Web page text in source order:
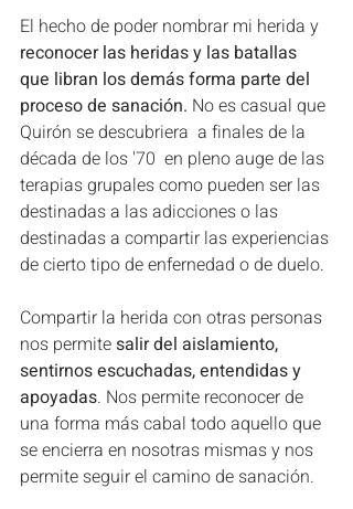
El hecho de poder nombrar mi herida y
reconocer las heridas y las batallas
que libran los demás forma parte del
proceso de sanación. No es casual que
Quirón se descubriera  a finales de la
década de los '70  en pleno auge de las
terapias grupales como pueden ser las
destinadas a las adicciones o las
destinadas a compartir las experiencias
de cierto tipo de enfernedad o de duelo.
Compartir la herida con otras personas
nos permite salir del aislamiento,
sentirnos escuchadas, entendidas y
apoyadas. Nos permite reconocer de
una forma más cabal todo aquello que
se encierra en nosotras mismas y nos
permite seguir el camino de sanación.